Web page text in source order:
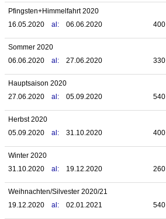
Pfingsten+Himmelfahrt 2020
16.05.2020
al: 06.06.2020 400
Sommer 2020
06.06.2020
al: 27.06.2020 330
Hauptsaison 2020
27.06.2020
al: 05.09.2020 540
Herbst 2020
05.09.2020
al: 31.10.2020 400
Winter 2020
31.10.2020
al: 19.12.2020 260
Weihnachten/Silvester 2020/21
19.12.2020
al: 02.01.2021 540